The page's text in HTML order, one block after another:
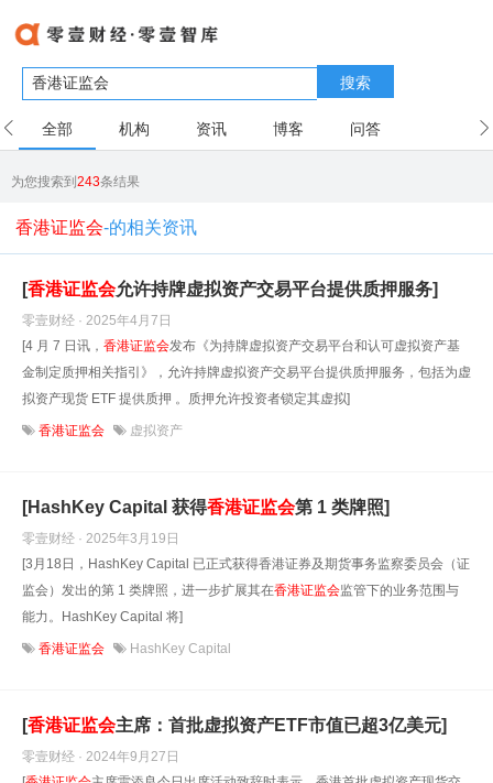
搜索
全部 机构 资讯 博客 问答
为您搜索到243条结果
香港证监会-的相关资讯
[香港证监会允许持牌虚拟资产交易平台提供质押服务]
零壹财经 · 2025年4月7日
[4 月 7 日讯， 香港证监会发布《为持牌虚拟资产交易平台和认可虚拟资产基
金制定质押相关指引》，允许持牌虚拟资产交易平台提供质押服务，包括为虚
拟资产现货 ETF 提供质押 。质押允许投资者锁定其虚拟]
香港证监会 虚拟资产
[HashKey Capital 获得香港证监会第 1 类牌照]
零壹财经 · 2025年3月19日
[3月18日，HashKey Capital 已正式获得香港证券及期货事务监察委员会（证
监会）发出的第 1 类牌照，进一步扩展其在香港证监会监管下的业务范围与
能力。HashKey Capital 将]
香港证监会 HashKey Capital
[香港证监会主席：首批虚拟资产ETF市值已超3亿美元]
零壹财经 · 2024年9月27日